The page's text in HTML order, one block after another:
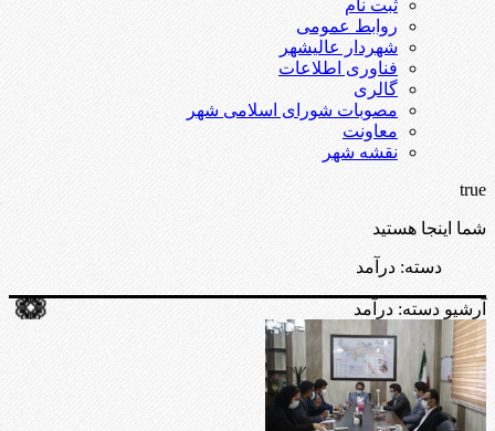
ثبت نام
روابط عمومی
شهردار عالیشهر
فناوری اطلاعات
گالری
مصوبات شورای اسلامی شهر
معاونت
نقشه شهر
true
شما اینجا هستید
دسته: درآمد
آرشیو دسته: درآمد